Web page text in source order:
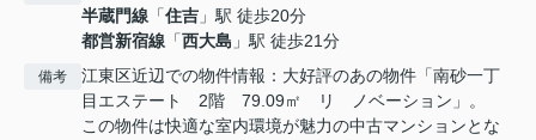
半蔵門線 「住吉 」駅 徒歩20分
都営新宿線 「西大島 」駅 徒歩21分
備考
江東区近辺での物件情報：大好評のあの物件「南砂一丁
目エステート 2階 79.09㎡ リ ノベーション」。
この物件は快適な室内環境が魅力の中古マンションとな